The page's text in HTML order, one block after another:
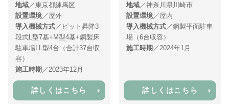
地域 ／東京都練馬区
設置環境 ／屋外
導入機械方式 ／ピット昇降3
段式L型7基+M型4基+鋼製床
駐車場LL型4台（合計37台収
容）
施工時期 ／2023年12月
詳しくはこちら
地域 ／神奈川県川崎市
設置環境 ／屋内
導入機械方式 ／鋼製平面駐車
場（6台収容）
施工時期 ／2024年1月
詳しくはこちら